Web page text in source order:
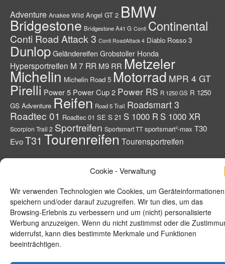
Cookie - Verwaltung
Wir verwenden Technologien wie Cookies, um
speichern und/oder darauf zuzugreifen. Wir tun dies, um das
Browsing-Erlebnis zu verbessern und um (nicht) personalisierte
Werbung anzuzeigen. Wenn du nicht zustimmst oder die
widerrufst, kann dies bestimmte Merkmale und Funktionen
beeinträchtigen.
Adventure Anakee Wild Angel GT 2 BMW
Bridgestone Bridgestone A41 G Conti Continental
Conti Road Attack 3 Conti RoadAttack 4 Diablo Rosso 3
DunlopGeländereifen Grobstoller Honda
Hypersportreifen M 7 RR M9 RR Metzeler
Michelin Michelin Road 5 Motorrad MPR 4 GT
Pirelli Power 5 Power Cup 2 Power RS R 1250 GS R 1250
GS Adventure Reifen Road 5 Trail Roadsmart 3
Roadtec 01 Roadtec 01 SE S 21 S 1000 R S 1000 XR
Scorpion Trail 2 Sportreifen Sportsmart TT sportsmart²-max T30
EvoT31 Tourenreifen Tourensportreifen